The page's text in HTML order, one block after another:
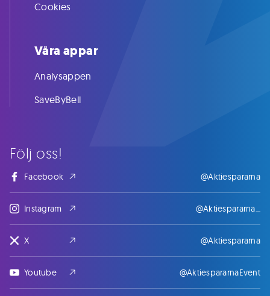
Följ oss!
Facebook @Aktiespararna
Instagram @Aktiespararna_
X @Aktiespararna
Youtube @AktiespararnaEvent
Cookies
Våra appar
Analysappen
SaveByBell